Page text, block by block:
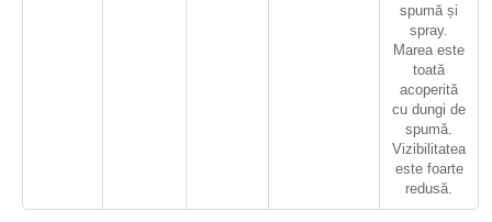
spumă și
spray.
Marea este
toată
acoperită
cu dungi de
spumă.
Vizibilitatea
este foarte
redusă.